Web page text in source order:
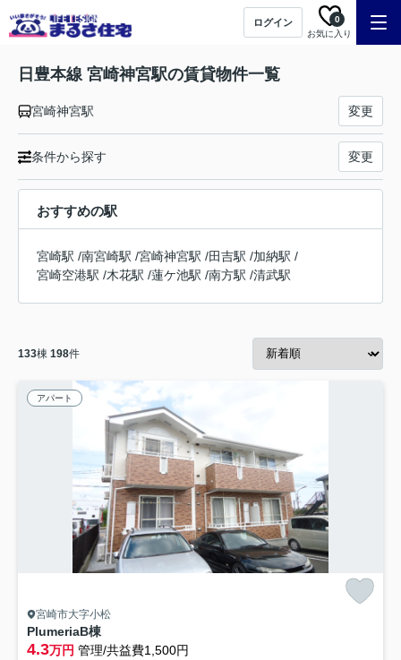
ログイン
お気に入り
0
日豊本線 宮崎神宮駅の賃貸物件一覧
宮崎神宮駅 変更
条件から探す 変更
おすすめの駅
宮崎駅 /南宮崎駅 /宮崎神宮駅 /田吉駅 /加納駅 /
宮崎空港駅 /木花駅 /蓮ケ池駅 /南方駅 /清武駅
133棟 198件
アパート
宮崎市大字小松
PlumeriaB棟
4.3万円 管理/共益費1,500円